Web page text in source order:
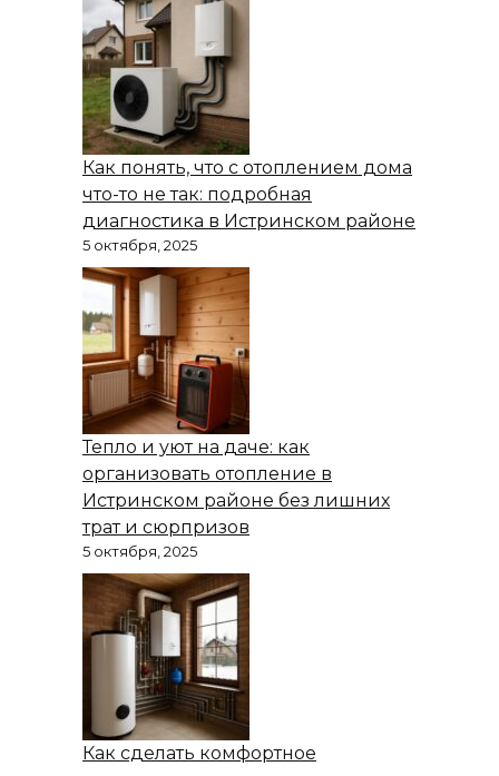
Как понять, что с отоплением дома
что-то не так: подробная
диагностика в Истринском районе
5 октября, 2025
Тепло и уют на даче: как
организовать отопление в
Истринском районе без лишних
трат и сюрпризов
5 октября, 2025
Как сделать комфортное